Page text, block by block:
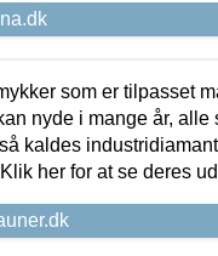
som er tilpasset
nyde i mange år, alle
kaldes
her for at se deres